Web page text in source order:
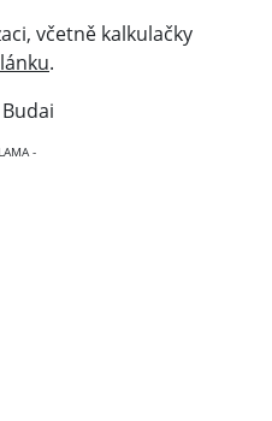
včetně kalkulačky
.